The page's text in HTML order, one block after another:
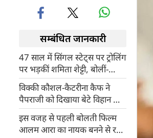
सम्बंधित जानकारी
47 साल में सिंगल स्टेट्स पर ट्रोलिंग
पर भड़कीं शमिता शेट्टी, बोलीं-
आपने शादी करके क्या उखाड़
लिया?
विक्की कौशल-कैटरीना कैफ ने
पैपराजी को दिखाया बेटे विहान का
चेहरा, साथ में रखी यह शर्त
इस वजह से पहली बोलती फिल्म
आलम आरा का नायक बनने से रह